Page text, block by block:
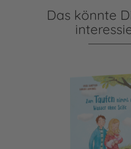
Das könnte
Zum Taufen nimmt man Wasser